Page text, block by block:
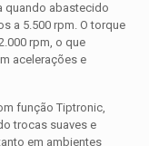
quando abastecido
a 5.500 rpm. O torque
rpm, o que
acelerações e
função Tiptronic,
trocas suaves e
em ambientes